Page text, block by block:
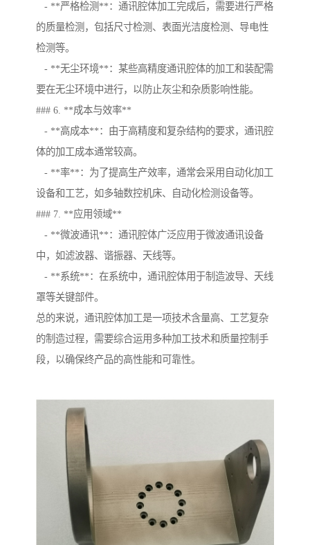
- **严格检测**：通讯腔体加工完成后，需要进行严格
的质量检测，包括尺寸检测、表面光洁度检测、导电性
检测等。
- **无尘环境**：某些高精度通讯腔体的加工和装配需
要在无尘环境中进行，以防止灰尘和杂质影响性能。
### 6. **成本与效率**
- **高成本**：由于高精度和复杂结构的要求，通讯腔
体的加工成本通常较高。
- **率**：为了提高生产效率，通常会采用自动化加工
设备和工艺，如多轴数控机床、自动化检测设备等。
### 7. **应用领域**
- **微波通讯**：通讯腔体广泛应用于微波通讯设备
中，如滤波器、谐振器、天线等。
- **系统**：在系统中，通讯腔体用于制造波导、天线
罩等关键部件。
总的来说，通讯腔体加工是一项技术含量高、工艺复杂
的制造过程，需要综合运用多种加工技术和质量控制手
段，以确保终产品的高性能和可靠性。